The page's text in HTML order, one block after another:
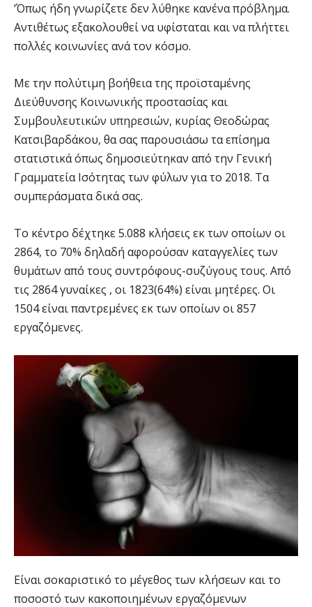
‘Όπως ήδη γνωρίζετε δεν λύθηκε κανένα πρόβλημα.
Αντιθέτως εξακολουθεί να υφίσταται και να πλήττει
πολλές κοινωνίες ανά τον κόσμο.
Με την πολύτιμη βοήθεια της προϊσταμένης
Διεύθυνσης Κοινωνικής προστασίας και
Συμβουλευτικών υπηρεσιών, κυρίας Θεοδώρας
Κατσιβαρδάκου, θα σας παρουσιάσω τα επίσημα
στατιστικά όπως δημοσιεύτηκαν από την Γενική
Γραμματεία Ισότητας των φύλων για το 2018. Τα
συμπεράσματα δικά σας.
Το κέντρο δέχτηκε 5.088 κλήσεις εκ των οποίων οι
2864, το 70% δηλαδή αφορούσαν καταγγελίες των
θυμάτων από τους συντρόφους-συζύγους τους. Από
τις 2864 γυναίκες , οι 1823(64%) είναι μητέρες. Οι
1504 είναι παντρεμένες εκ των οποίων οι 857
εργαζόμενες.
Είναι σοκαριστικό το μέγεθος των κλήσεων και το
ποσοστό των κακοποιημένων εργαζόμενων